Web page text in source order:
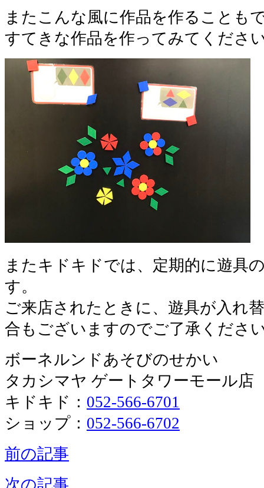
またこんな風に作品を作ることも
すてきな作品を作ってみてくださ
またキドキドでは、定期的に遊具
す。
ご来店されたときに、遊具が入れ
合もございますのでご了承くださ
ボーネルンドあそびのせかい
タカシマヤ ゲートタワーモール店
キドキド： 052-566-6701
ショップ： 052-566-6702
前の記事
次の記事